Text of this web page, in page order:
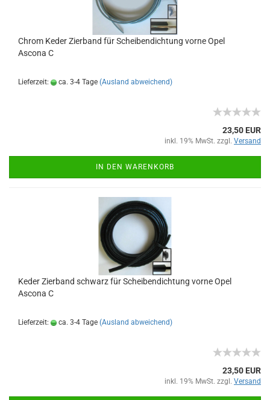
Chrom Keder Zierband für Scheibendichtung vorne Opel
Ascona C
Lieferzeit: ca. 3-4 Tage (Ausland abweichend)
23,50 EUR
inkl. 19% MwSt. zzgl. Versand
IN DEN WARENKORB
Keder Zierband schwarz für Scheibendichtung vorne Opel
Ascona C
Lieferzeit: ca. 3-4 Tage (Ausland abweichend)
23,50 EUR
inkl. 19% MwSt. zzgl. Versand